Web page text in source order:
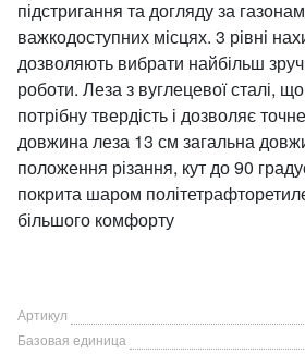
підстригання та догляду за
важкодоступних місцях. 3 рівні
дозволяють вибрати найбільш
роботи. Леза з вуглецевої сталі,
потрібну твердість і дозволяє
довжина леза 13 см загальна
положення різання, кут до 90
покрита шаром
більшого комфорту
Артикул
Базовая единица